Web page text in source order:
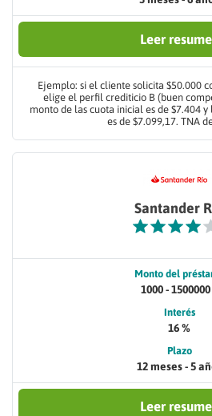
Leer
Ejemplo: si el cliente solicita $50.000
elige el perfil crediticio B (buen
monto de las cuota inicial es de $7.404
es de $7.099,17. TNA
Santander
Monto del
1000 - 1500000
Interés
16 %
Plazo
12 meses - 5
Leer